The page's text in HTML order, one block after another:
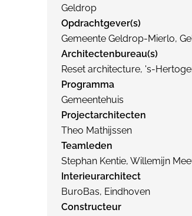
Geldrop
Opdrachtgever(s)
Gemeente Geldrop-Mierlo,
Architectenbureau(s)
Reset architecture, 's-
Programma
Gemeentehuis
Projectarchitecten
Theo Mathijssen
Teamleden
Stephan Kentie, Willemijn
Interieurarchitect
BuroBas, Eindhoven
Constructeur